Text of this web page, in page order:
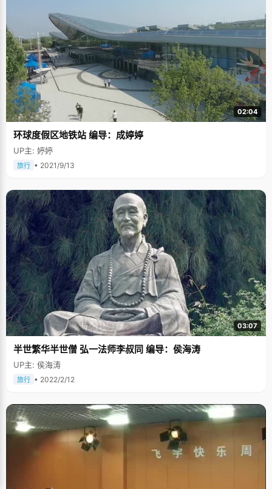
02:04
环球度假区地铁站 编导：成婷婷
UP主: 婷婷
旅行 • 2021/9/13
03:07
半世繁华半世僧 弘一法师李叔同 编导：侯海涛
UP主: 侯海涛
旅行 • 2022/2/12